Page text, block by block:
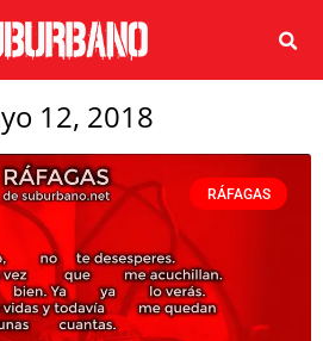
12, 2018
RÁFAGAS